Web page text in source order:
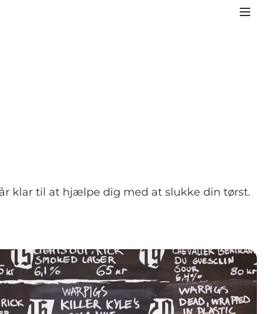
klar til at hjælpe dig med at slukke din tørst.